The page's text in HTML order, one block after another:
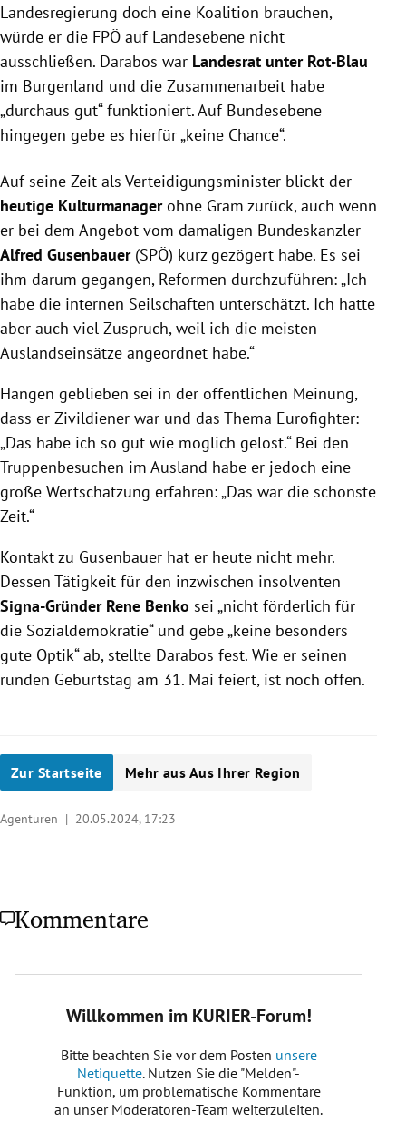
Landesregierung doch eine Koalition brauchen,
würde er die FPÖ auf Landesebene nicht
ausschließen. Darabos war Landesrat unter Rot-Blau
im Burgenland und die Zusammenarbeit habe
„durchaus gut“ funktioniert. Auf Bundesebene
hingegen gebe es hierfür „keine Chance“.
Auf seine Zeit als Verteidigungsminister blickt der
heutige Kulturmanagerohne Gram zurück, auch wenn
er bei dem Angebot vom damaligen Bundeskanzler
Alfred Gusenbauer (SPÖ) kurz gezögert habe. Es sei
ihm darum gegangen, Reformen durchzuführen: „Ich
habe die internen Seilschaften unterschätzt. Ich hatte
aber auch viel Zuspruch, weil ich die meisten
Auslandseinsätze angeordnet habe.“
Hängen geblieben sei in der öffentlichen Meinung,
dass er Zivildiener war und das Thema Eurofighter:
„Das habe ich so gut wie möglich gelöst.“ Bei den
Truppenbesuchen im Ausland habe er jedoch eine
große Wertschätzung erfahren: „Das war die schönste
Zeit.“
Kontakt zu Gusenbauer hat er heute nicht mehr.
Dessen Tätigkeit für den inzwischen insolventen
Signa-Gründer Rene Benko sei „nicht förderlich für
die Sozialdemokratie“ und gebe „keine besonders
gute Optik“ ab, stellte Darabos fest. Wie er seinen
runden Geburtstag am 31. Mai feiert, ist noch offen.
Zur Startseite Mehr aus Aus Ihrer Region
Agenturen | 20.05.2024, 17:23
Kommentare